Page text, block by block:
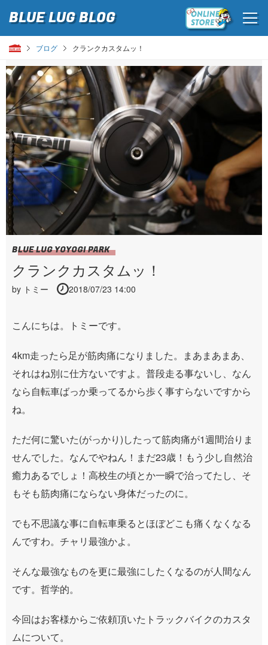
BLUE LUGBLOG
ブログ クランクカスタムッ！
BLUE LUG YOYOGI PARK
クランクカスタムッ！
by トミー 2018/07/23 14:00
こんにちは。トミーです。
4km走ったら足が筋肉痛になりました。まあまあまあ、
それはね別に仕方ないですよ。普段走る事ないし、なん
なら自転車ばっか乗ってるから歩く事すらないですから
ね。
ただ何に驚いた(がっかり)したって筋肉痛が1週間治りま
せんでした。なんでやねん！まだ23歳！もう少し自然治
癒力あるでしょ！高校生の頃とか一瞬で治ってたし、そ
もそも筋肉痛にならない身体だったのに。
でも不思議な事に自転車乗るとほぼどこも痛くなくなる
んですわ。チャリ最強かよ。
そんな最強なものを更に最強にしたくなるのが人間なん
です。哲学的。
今回はお客様からご依頼頂いたトラックバイクのカスタ
ムについて。